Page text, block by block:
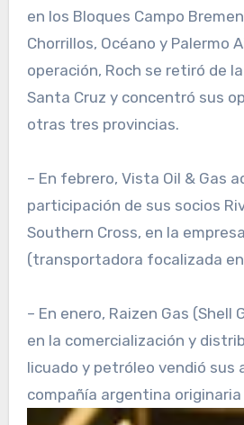
en los Bloques Campo
Chorrillos, Océano y Palermo
operación, Roch se retiró de
Santa Cruz y concentró sus
otras tres provincias.
– En febrero, Vista Oil & Gas
participación de sus socios
Southern Cross, en la
(transportadora focalizada
– En enero, Raizen Gas (Shell
en la comercialización y
licuado y petróleo vendió sus
compañía argentina originaria